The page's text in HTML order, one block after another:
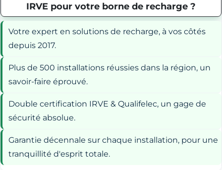
IRVE pour votre borne de recharge ?
Votre expert en solutions de recharge, à vos côtés
depuis 2017.
Plus de 500 installations réussies dans la région, un
savoir-faire éprouvé.
Double certification IRVE & Qualifelec, un gage de
sécurité absolue.
Garantie décennale sur chaque installation, pour une
tranquillité d'esprit totale.